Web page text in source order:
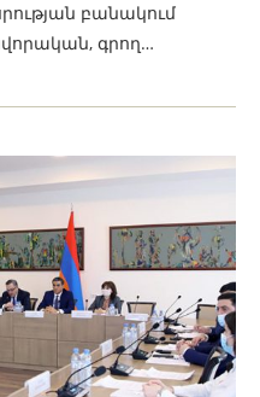
բանակում
գրող…